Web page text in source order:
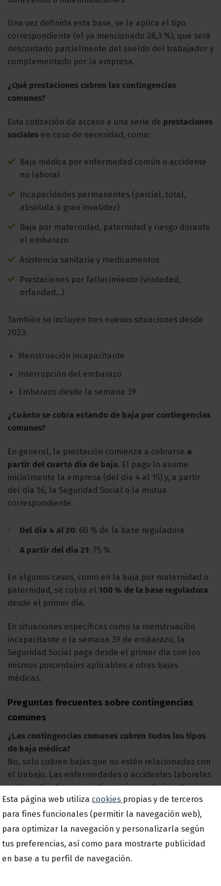
Una vez definida esta base, se le aplica el tipo
correspondiente (el ya mencionado 28,3 %), que será
descontado parcialmente del sueldo del trabajador y
complementado por la empresa.
¿Qué prestaciones cubren las contingencias
comunes?
Esta cotización da acceso a una serie de prestaciones
sociales en caso de necesidad, como:
Baja médica por enfermedad común o accidente
no laboral
Incapacidades permanentes (parcial, total,
absoluta o gran invalidez)
Baja por maternidad, paternidad y riesgo durante
el embarazo
Asistencia sanitaria y medicamentos
Prestaciones por fallecimiento (viudedad,
orfandad…)
También se incluyen tres nuevas situaciones desde
2023:
Menstruación incapacitante
Interrupción del embarazo
Embarazo desde la semana 39
¿Cuánto se cobra estando de baja por contingencias
comunes?
En general, la prestación comienza a cobrarse a
partir del cuarto día de baja. El pago lo asume
inicialmente la empresa (del día 4 al 15) y, a partir
del día 16, la Seguridad Social o la mutua
correspondiente.
Del día 4 al 20: 60 % de la base reguladora
A partir del día 21: 75 %
En algunos casos, como en la baja por maternidad o
paternidad, se cobra el 100 % de la base reguladora
desde el primer día.
En situaciones específicas como la menstruación
incapacitante o la semana 39 de embarazo, la
Seguridad Social paga desde el primer día con los
mismos porcentajes aplicables a otras bajas
médicas.
Preguntas frecuentes sobre contingencias
comunes
¿Las contingencias comunes cubren todos los tipos
de baja médica?
No, solo cubren bajas que no estén relacionadas con
el trabajo. Las enfermedades o accidentes laborales
están cubiertos por contingencias profesionales.
¿Qué pasa si tengo un accidente yendo al trabajo?
Los accidentes “in itinere” se consideran
profesionales, por lo que no se incluyen dentro de
las contingencias comunes.
Esta página web utiliza cookies propias y de terceros
para fines funcionales (permitir la navegación web),
para optimizar la navegación y personalizarla según
tus preferencias, así como para mostrarte publicidad
en base a tu perfil de navegación.